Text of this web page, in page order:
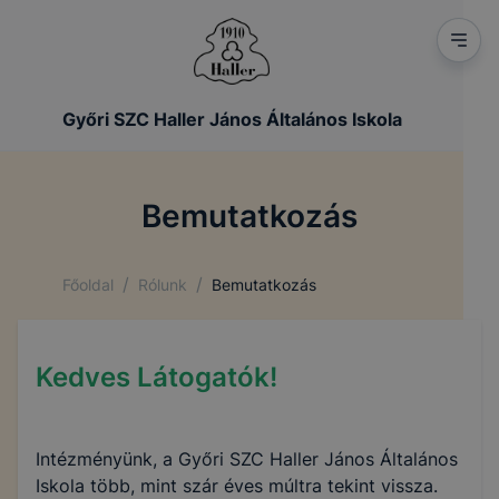
Győri SZC Haller János Általános Iskola
Bemutatkozás
Főoldal / Rólunk / Bemutatkozás
Kedves Látogatók!
Intézményünk, a Győri SZC Haller János Általános
Iskola több, mint szár éves múltra tekint vissza.